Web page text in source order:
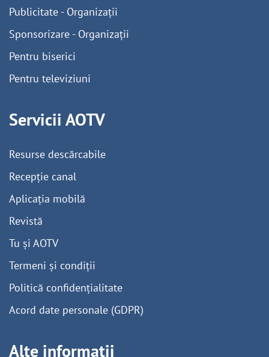
Publicitate - Organizații
Sponsorizare - Organizații
Pentru biserici
Pentru televiziuni
Servicii AOTV
Resurse descărcabile
Recepție canal
Aplicația mobilă
Revistă
Tu și AOTV
Termeni și condiții
Politică confidențialitate
Acord date personale (GDPR)
Alte informații